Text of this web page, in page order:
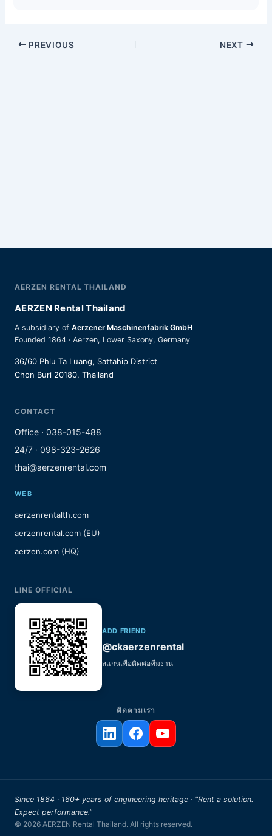
PREVIOUS NEXT
AERZEN RENTAL THAILAND
AERZEN Rental Thailand
A subsidiary of Aerzener Maschinenfabrik GmbH
Founded 1864 · Aerzen, Lower Saxony, Germany
36/60 Phlu Ta Luang, Sattahip District
Chon Buri 20180, Thailand
CONTACT
Office · 038-015-488
24/7 · 098-323-2626
thai@aerzenrental.com
WEB
aerzenrentalth.com
aerzenrental.com (EU)
aerzen.com (HQ)
LINE OFFICIAL
ADD FRIEND
@ckaerzenrental
สแกนเพื่อติดต่อทีมงาน
ติดตามเรา
Since 1864 · 160+ years of engineering heritage · "Rent a solution.
Expect performance."
© 2026 AERZEN Rental Thailand. All rights reserved.